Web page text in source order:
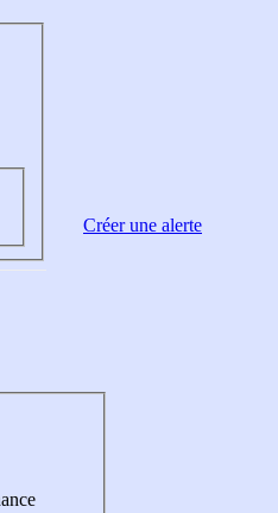
Créer une alerte